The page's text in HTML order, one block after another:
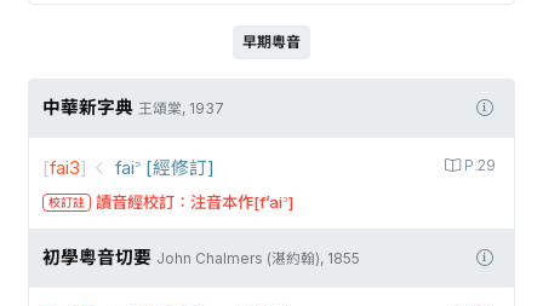
早期粵音
中華新字典 王頌棠, 1937
P.29
[fai3] fai꜄ [經修訂]
校訂註 讀音經校訂：注音本作[f’ai꜄]
初學粵音切要 John Chalmers (湛約翰), 1855